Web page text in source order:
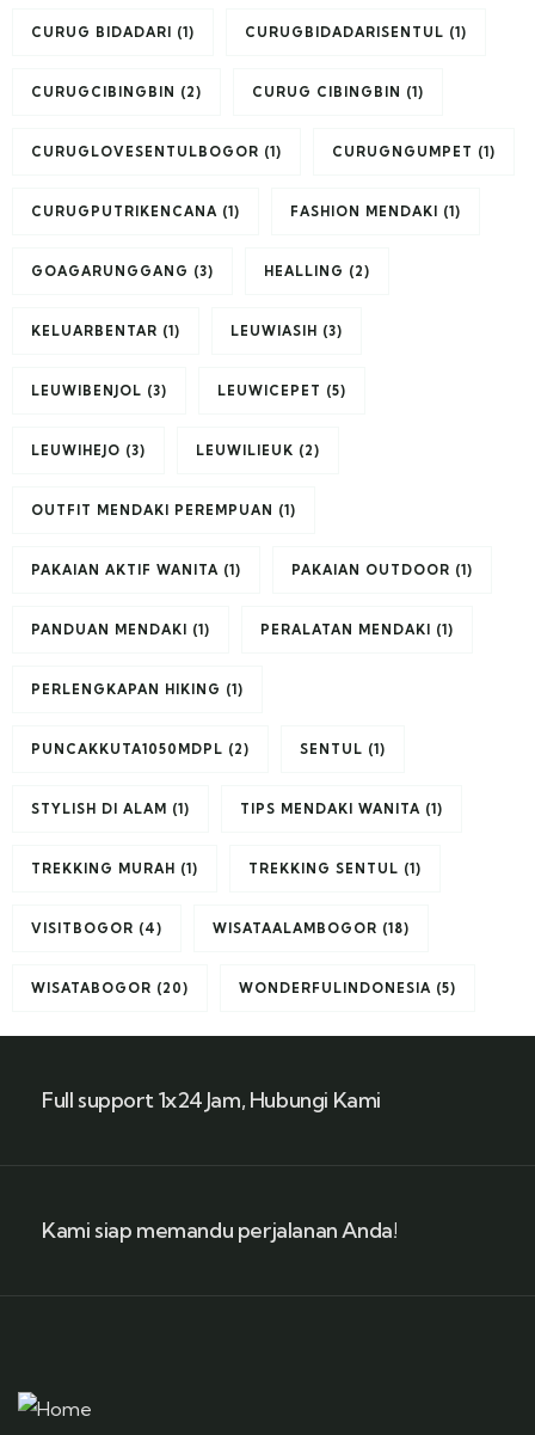
CURUG BIDADARI (1) CURUGBIDADARISENTUL (1)
CURUGCIBINGBIN (2) CURUG CIBINGBIN (1)
CURUGLOVESENTULBOGOR (1) CURUGNGUMPET (1)
CURUGPUTRIKENCANA (1) FASHION MENDAKI (1)
GOAGARUNGGANG (3) HEALLING (2)
KELUARBENTAR (1) LEUWIASIH (3)
LEUWIBENJOL (3) LEUWICEPET (5)
LEUWIHEJO (3) LEUWILIEUK (2)
OUTFIT MENDAKI PEREMPUAN (1)
PAKAIAN AKTIF WANITA (1) PAKAIAN OUTDOOR (1)
PANDUAN MENDAKI (1) PERALATAN MENDAKI (1)
PERLENGKAPAN HIKING (1)
PUNCAKKUTA1050MDPL (2) SENTUL (1)
STYLISH DI ALAM (1) TIPS MENDAKI WANITA (1)
TREKKING MURAH (1) TREKKING SENTUL (1)
VISITBOGOR (4) WISATAALAMBOGOR (18)
WISATABOGOR (20) WONDERFULINDONESIA (5)
Full support 1x24 Jam, Hubungi Kami
Kami siap memandu perjalanan Anda!